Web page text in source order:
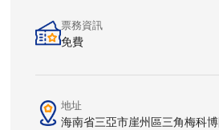
票務資訊
免費
地址
海南省三亞市崖州區三角梅科